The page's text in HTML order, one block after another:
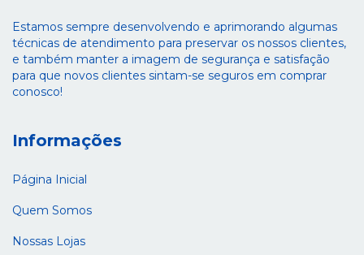
Estamos sempre desenvolvendo e aprimorando algumas
técnicas de atendimento para preservar os nossos clientes,
e também manter a imagem de segurança e satisfação
para que novos clientes sintam-se seguros em comprar
conosco!
Informações
Página Inicial
Quem Somos
Nossas Lojas